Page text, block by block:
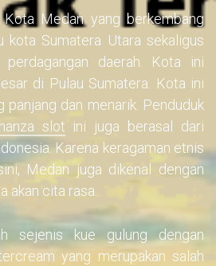
Medan yang berkembang
kota Sumatera Utara sekaligus
daerah. Kota ini
di Pulau Sumatera. Kota ini
panjang dan menarik. Penduduk
slot ini juga berasal dari
Karena keragaman etnis
Medan juga dikenal dengan
akan cita rasa.
sejenis kue gulung dengan
yang merupakan salah